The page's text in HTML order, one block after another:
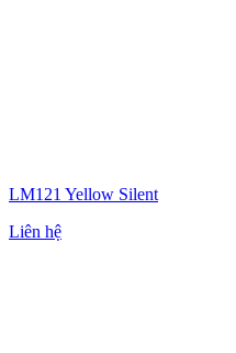
LM121 Yellow Silent
Liên hệ